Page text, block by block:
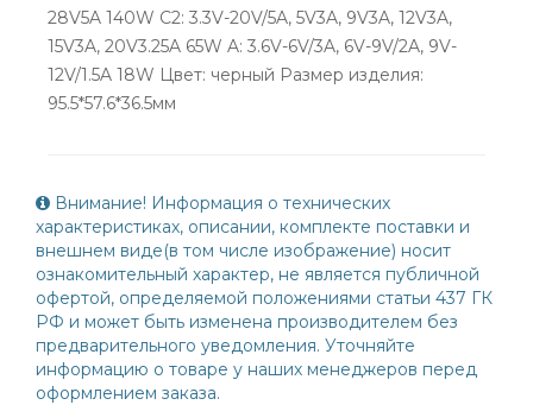
28V5A 140W C2: 3.3V-20V/5A, 5V3A, 9V3A, 12V3A,
15V3A, 20V3.25A 65W A: 3.6V-6V/3A, 6V-9V/2A, 9V-
12V/1.5A 18W Цвет: черный Размер изделия:
95.5*57.6*36.5мм
Внимание! Информация о технических
характеристиках, описании, комплекте поставки и
внешнем виде(в том числе изображение) носит
ознакомительный характер, не является публичной
офертой, определяемой положениями статьи 437 ГК
РФ и может быть изменена производителем без
предварительного уведомления. Уточняйте
информацию о товаре у наших менеджеров перед
оформлением заказа.